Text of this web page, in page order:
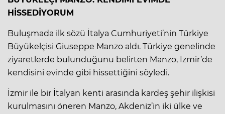
HİSSEDİYORUM
Buluşmada ilk sözü İtalya Cumhuriyeti’nin Türkiye
Büyükelçisi Giuseppe Manzo aldı. Türkiye genelinde
ziyaretlerde bulunduğunu belirten Manzo, İzmir’de
kendisini evinde gibi hissettiğini söyledi.
İzmir ile bir İtalyan kenti arasında kardeş şehir ilişkisi
kurulmasını öneren Manzo, Akdeniz’in iki ülke ve